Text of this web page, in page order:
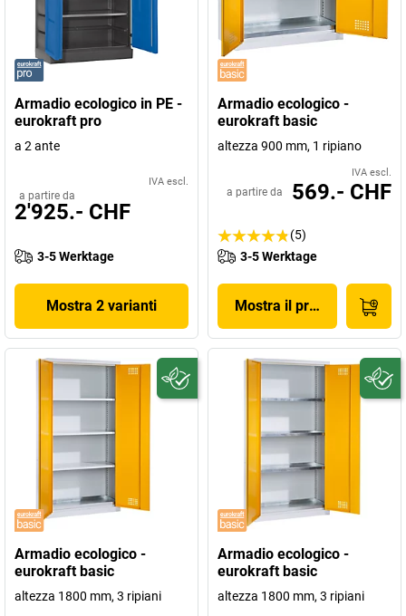
Armadio ecologico in PE -
eurokraft pro
a 2 ante
IVA escl.
a partire da
2'925.- CHF
3-5 Werktage
Mostra 2 varianti
Armadio ecologico -
eurokraft basic
altezza 900 mm, 1 ripiano
IVA escl.
a partire da 569.- CHF
(5)
3-5 Werktage
Mostra il prodotto
Armadio ecologico -
eurokraft basic
altezza 1800 mm, 3 ripiani
Armadio ecologico -
eurokraft basic
altezza 1800 mm, 3 ripiani